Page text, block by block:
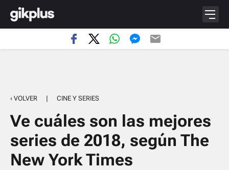
‹ VOLVER | CINE Y SERIES
Ve cuáles son las mejores
series de 2018, según The
New York Times